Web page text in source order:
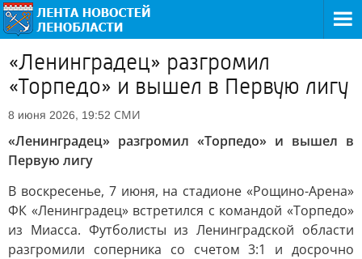
«Ленинградец» разгромил
«Торпедо» и вышел в Первую лигу
8 июня 2026, 19:52 СМИ
«Ленинградец» разгромил «Торпедо» и вышел в
Первую лигу
В воскресенье, 7 июня, на стадионе «Рощино-Арена»
ФК «Ленинградец» встретился с командой «Торпедо»
из Миасса. Футболисты из Ленинградской области
разгромили соперника со счетом 3:1 и досрочно